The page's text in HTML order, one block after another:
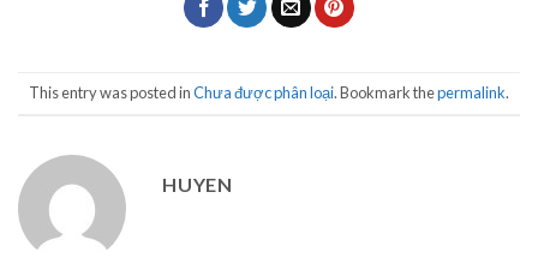
This entry was posted inChưa được phân loại. Bookmark thepermalink.
HUYEN